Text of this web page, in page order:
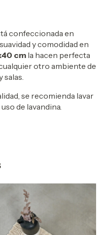
confeccionada en
y comodidad en
cm la hacen perfecta
otro ambiente de
se recomienda lavar
de lavandina.